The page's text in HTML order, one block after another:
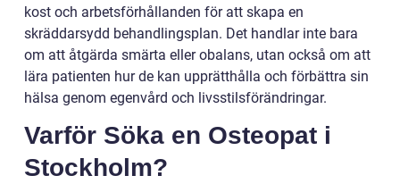
kost och arbetsförhållanden för att skapa en
skräddarsydd behandlingsplan. Det handlar inte bara
om att åtgärda smärta eller obalans, utan också om att
lära patienten hur de kan upprätthålla och förbättra sin
hälsa genom egenvård och livsstilsförändringar.
Varför Söka en Osteopat i
Stockholm?